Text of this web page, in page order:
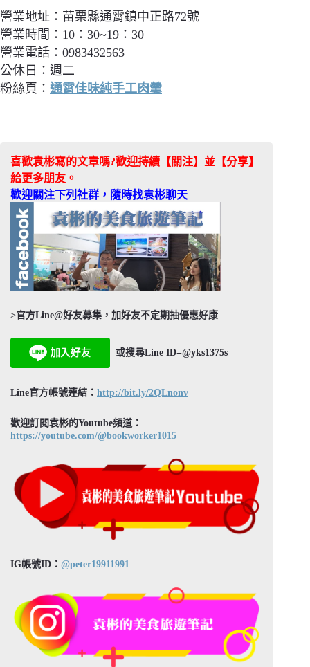
營業地址：苗栗縣通霄鎮中正路72號
營業時間：10：30~19：30
營業電話：0983432563
公休日：週二
粉絲頁： 通霄佳味純手工肉羹
喜歡袁彬寫的文章嗎?歡迎持續【關注】並【分享】
給更多朋友。
歡迎關注下列社群，隨時找袁彬聊天
>官方Line@好友募集，加好友不定期抽優惠好康
或搜尋Line ID=@yks1375s
Line官方帳號連結： http://bit.ly/2QLnonv
歡迎訂閱袁彬的Youtube頻道：
https://youtube.com/@bookworker1015
IG帳號ID： @peter19911991